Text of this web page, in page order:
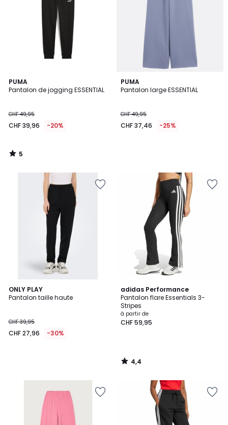
PUMA
Pantalon de jogging ESSENTIAL
CHF 49,95
CHF 39,96 -20%
5
/
5
/
PUMA
Pantalon large ESSENTIAL
CHF 49,95
CHF 37,46 -25%
ONLY PLAY
Pantalon taille haute
CHF 39,95
CHF 27,96 -30%
adidas Performance
Pantalon flare Essentials 3-
Stripes
à partir de
CHF 59,95
4,4
/ 5
4,4
/